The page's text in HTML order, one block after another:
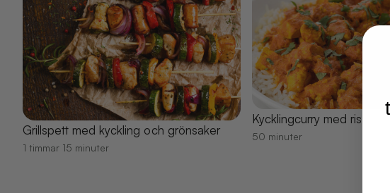
Grillspett med kyckling och grönsaker
1 timmar 15 minuter
Kycklingcurry med ris
50 minuter